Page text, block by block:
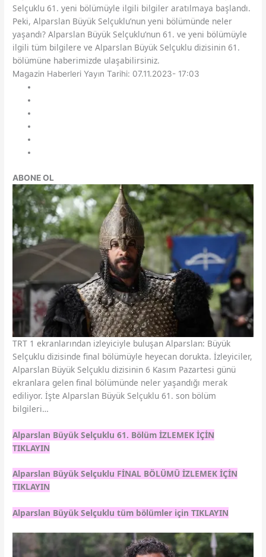
Selçuklu 61. yeni bölümüyle ilgili bilgiler aratılmaya başlandı.
Peki, Alparslan Büyük Selçuklu’nun yeni bölümünde neler
yaşandı? Alparslan Büyük Selçuklu’nun 61. ve yeni bölümüyle
ilgili tüm bilgilere ve Alparslan Büyük Selçuklu dizisinin 61.
bölümüne haberimizde ulaşabilirsiniz.
Magazin HaberleriYayın Tarihi: 07.11.2023- 17:03
ABONE OL
TRT 1 ekranlarından izleyiciyle buluşan Alparslan: Büyük
Selçuklu dizisinde final bölümüyle heyecan dorukta. İzleyiciler,
Alparslan Büyük Selçuklu dizisinin 6 Kasım Pazartesi günü
ekranlara gelen final bölümünde neler yaşandığı merak
ediliyor. İşte Alparslan Büyük Selçuklu 61. son bölüm
bilgileri…
Alparslan Büyük Selçuklu 61. Bölüm İZLEMEK İÇİN
TIKLAYIN
Alparslan Büyük Selçuklu FİNAL BÖLÜMÜ İZLEMEK İÇİN
TIKLAYIN
Alparslan Büyük Selçuklu tüm bölümler için TIKLAYIN